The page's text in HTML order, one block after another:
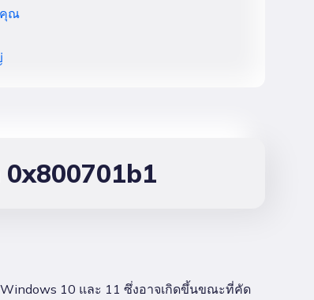
คุณ
10 และ 11 ซึ่งอาจเกิดขึ้นขณะที่คัด